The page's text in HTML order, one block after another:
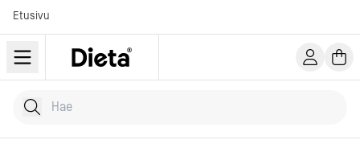
Etusivu
Hae tuotteita
Kirjoita hakusana...